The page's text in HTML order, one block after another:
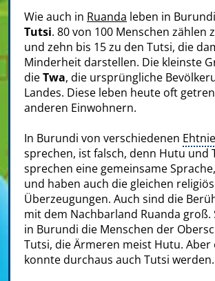
Wie auch in Ruanda leben in Burundi
Tutsi. 80 von 100 Menschen zählen
und zehn bis 15 zu den Tutsi, die
Minderheit darstellen. Die kleinste
dieTwa, die ursprüngliche
Landes. Diese leben heute oft
anderen Einwohnern.
In Burundi von verschiedenen
sprechen, ist falsch, denn Hutu und
sprechen eine gemeinsame
und haben auch die gleichen
Überzeugungen. Auch sind die
mit dem Nachbarland Ruanda groß.
in Burundi die Menschen der
Tutsi, die Ärmeren meist Hutu. Aber
konnte durchaus auch Tutsi werden.